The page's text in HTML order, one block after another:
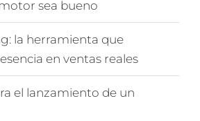
sea bueno
la herramienta que
en ventas reales
el lanzamiento de un